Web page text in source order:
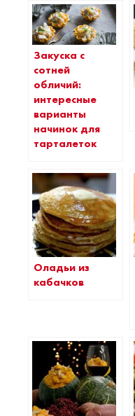
Закуска с
сотней
обличий:
интересные
варианты
начинок для
тарталеток
Оладьи из
кабачков